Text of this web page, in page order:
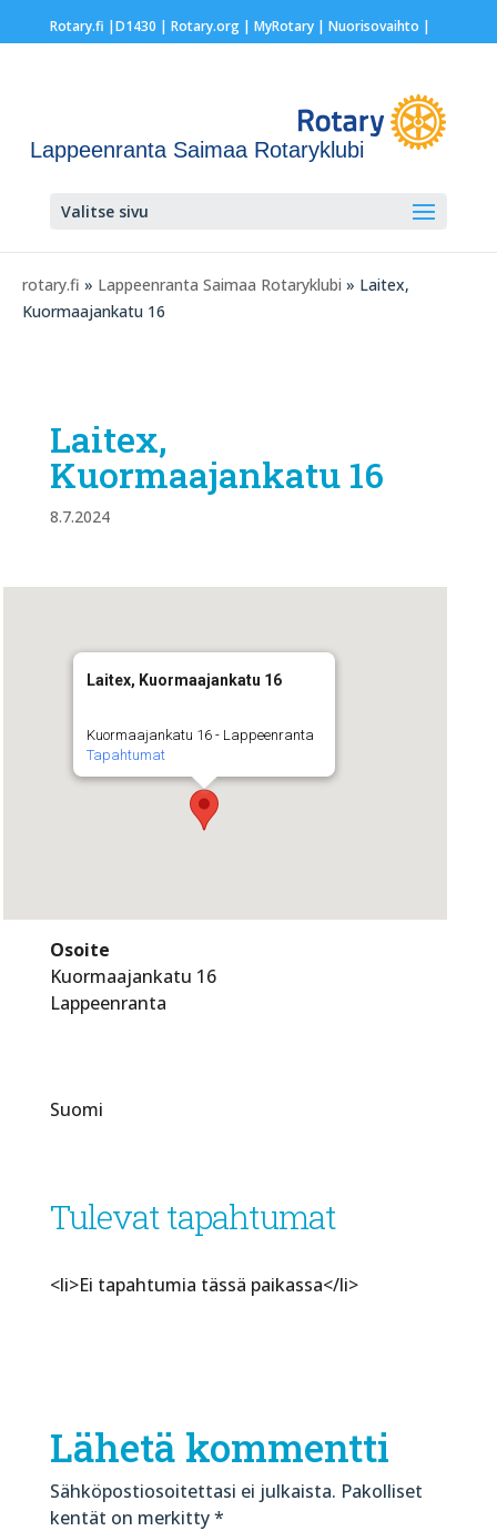
Rotary.fi |D1430 | Rotary.org| MyRotary | Nuorisovaihto |
Lappeenranta Saimaa Rotaryklubi
Valitse sivu
rotary.fi » Lappeenranta Saimaa Rotaryklubi » Laitex,
Kuormaajankatu 16
Laitex,
Kuormaajankatu 16
8.7.2024
Laitex, Kuormaajankatu 16
Kuormaajankatu 16 - Lappeenranta
Tapahtumat
Osoite
Kuormaajankatu 16
Lappeenranta
Suomi
Tulevat tapahtumat
<li>Ei tapahtumia tässä paikassa</li>
Lähetä kommentti
Sähköpostiosoitettasi ei julkaista. Pakolliset
kentät on merkitty*